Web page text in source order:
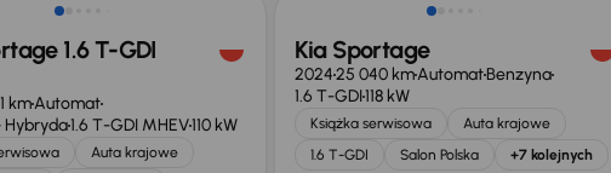
1.6 T-GDI
kmAutomat
Hybryda1.6 T-GDI MHEV110 kW
Auta krajowe
Kia Sportage
202425 040 kmAutomatBenzyna
1.6 T-GDI118 kW
Książka serwisowa
Auta krajowe
1.6 T-GDI
Salon Polska +7 kolejnych